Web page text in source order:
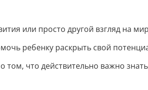
или просто другой взгляд на
ребенку раскрыть свой
что действительно важно